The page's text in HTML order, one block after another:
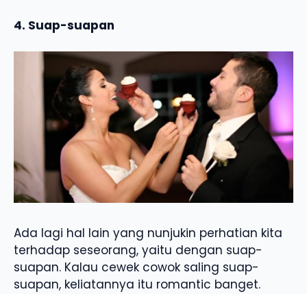
4. Suap-suapan
Ada lagi hal lain yang nunjukin perhatian kita
terhadap seseorang, yaitu dengan suap-
suapan. Kalau cewek cowok saling suap-
suapan, keliatannya itu romantic banget.